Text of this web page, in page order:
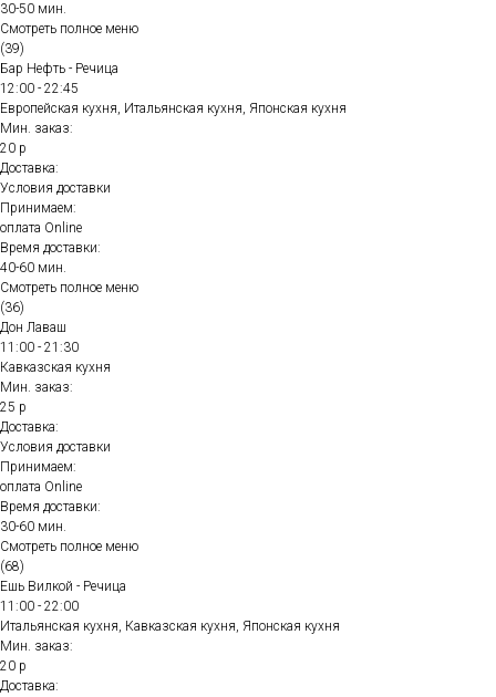
30-50 мин.
Смотреть полное меню
(39)
Бар Нефть - Речица
12:00 - 22:45
Европейская кухня, Итальянская кухня, Японская кухня
Мин. заказ:
20 р
Доставка:
Условия доставки
Принимаем:
оплата Online
Время доставки:
40-60 мин.
Смотреть полное меню
(36)
Дон Лаваш
11:00 - 21:30
Кавказская кухня
Мин. заказ:
25 р
Доставка:
Условия доставки
Принимаем:
оплата Online
Время доставки:
30-60 мин.
Смотреть полное меню
(68)
Ешь Вилкой - Речица
11:00 - 22:00
Итальянская кухня, Кавказская кухня, Японская кухня
Мин. заказ:
20 р
Доставка: